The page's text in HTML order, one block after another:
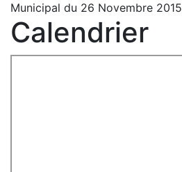
Municipal du 26 Novembre 2015
Calendrier